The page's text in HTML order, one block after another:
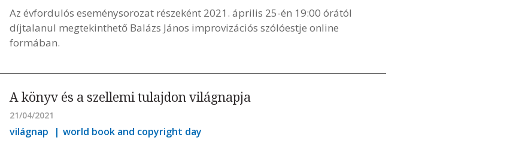
Az évfordulós eseménysorozat részeként 2021. április 25-én 19:00 órától
díjtalanul megtekinthető Balázs János improvizációs szólóestje online
formában.
A könyv és a szellemi tulajdon világnapja
21/04/2021
világnap world book and copyright day